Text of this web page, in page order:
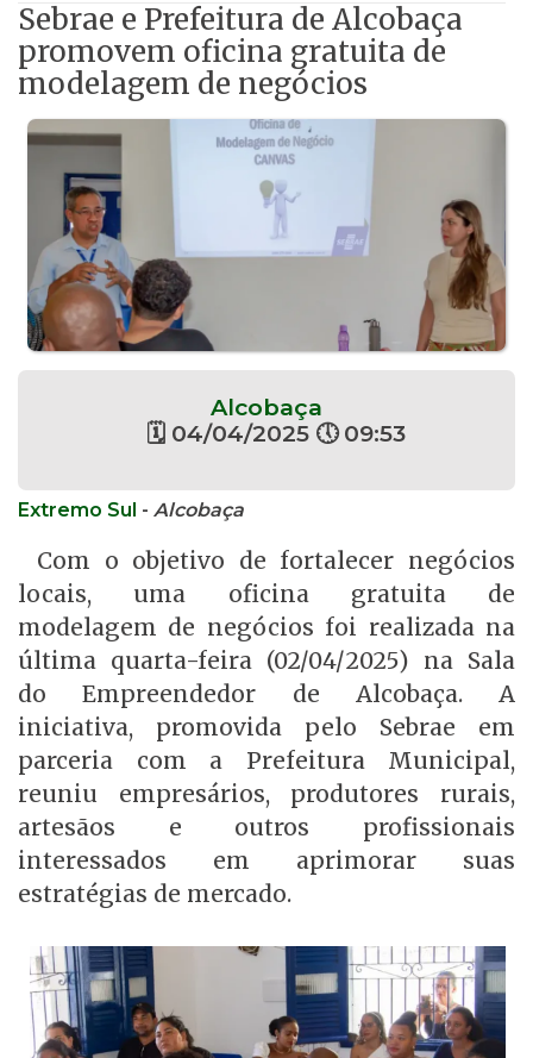
Sebrae e Prefeitura de Alcobaça
promovem oficina gratuita de
modelagem de negócios
Alcobaça
🗓 04/04/2025 🕔 09:53
Extremo Sul - Alcobaça
Com o objetivo de fortalecer negócios
locais, uma oficina gratuita de
modelagem de negócios foi realizada na
última quarta-feira (02/04/2025) na Sala
do Empreendedor de Alcobaça. A
iniciativa, promovida pelo Sebrae em
parceria com a Prefeitura Municipal,
reuniu empresários, produtores rurais,
artesãos e outros profissionais
interessados em aprimorar suas
estratégias de mercado.